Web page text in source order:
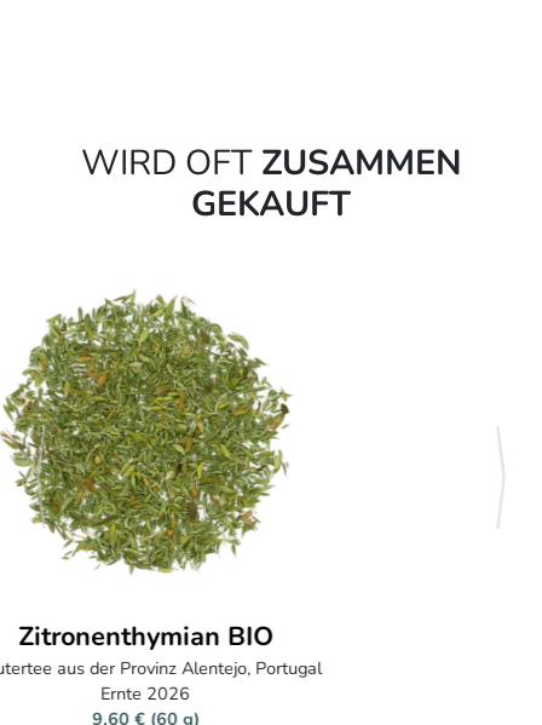
WIRD OFTZUSAMMEN
GEKAUFT
Shincha BIO
Kirishima, Nishi Familie
zurück